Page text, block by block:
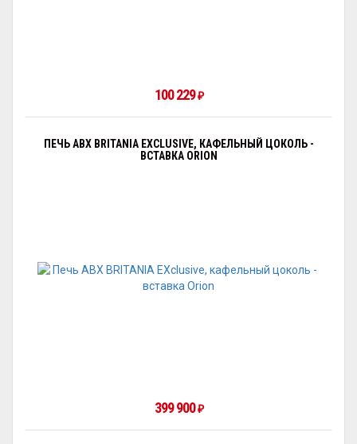
100 229₽
ПЕЧЬ ABX BRITANIA EXCLUSIVE, КАФЕЛЬНЫЙ ЦОКОЛЬ -
ВСТАВКА ORION
399 900₽